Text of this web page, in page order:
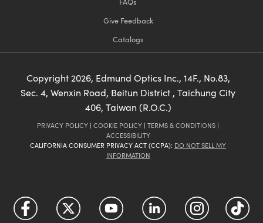
Give Feedback
Catalogs
Copyright 2026, Edmund Optics Inc., 14F., No.83,
Sec. 4, Wenxin Road, Beitun District , Taichung City
406, Taiwan (R.O.C.)
PRIVACY POLICY | COOKIE POLICY | TERMS & CONDITIONS |
ACCESSIBILITY
CALIFORNIA CONSUMER PRIVACY ACT (CCPA): DO NOT SELL MY
INFORMATION